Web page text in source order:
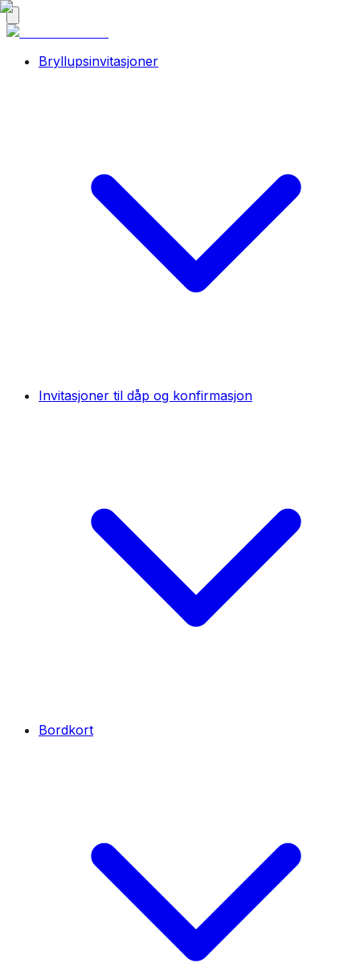
Bryllupsinvitasjoner
Invitasjoner til dåp og konfirmasjon
Bordkort